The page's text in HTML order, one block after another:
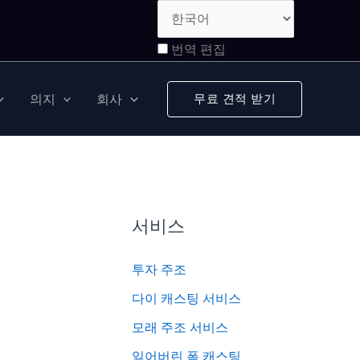
번역 편집
의지 회사 무료 견적 받기
서비스
투자 주조
다이 캐스팅 서비스
모래 주조 서비스
잃어버린 폼 캐스팅